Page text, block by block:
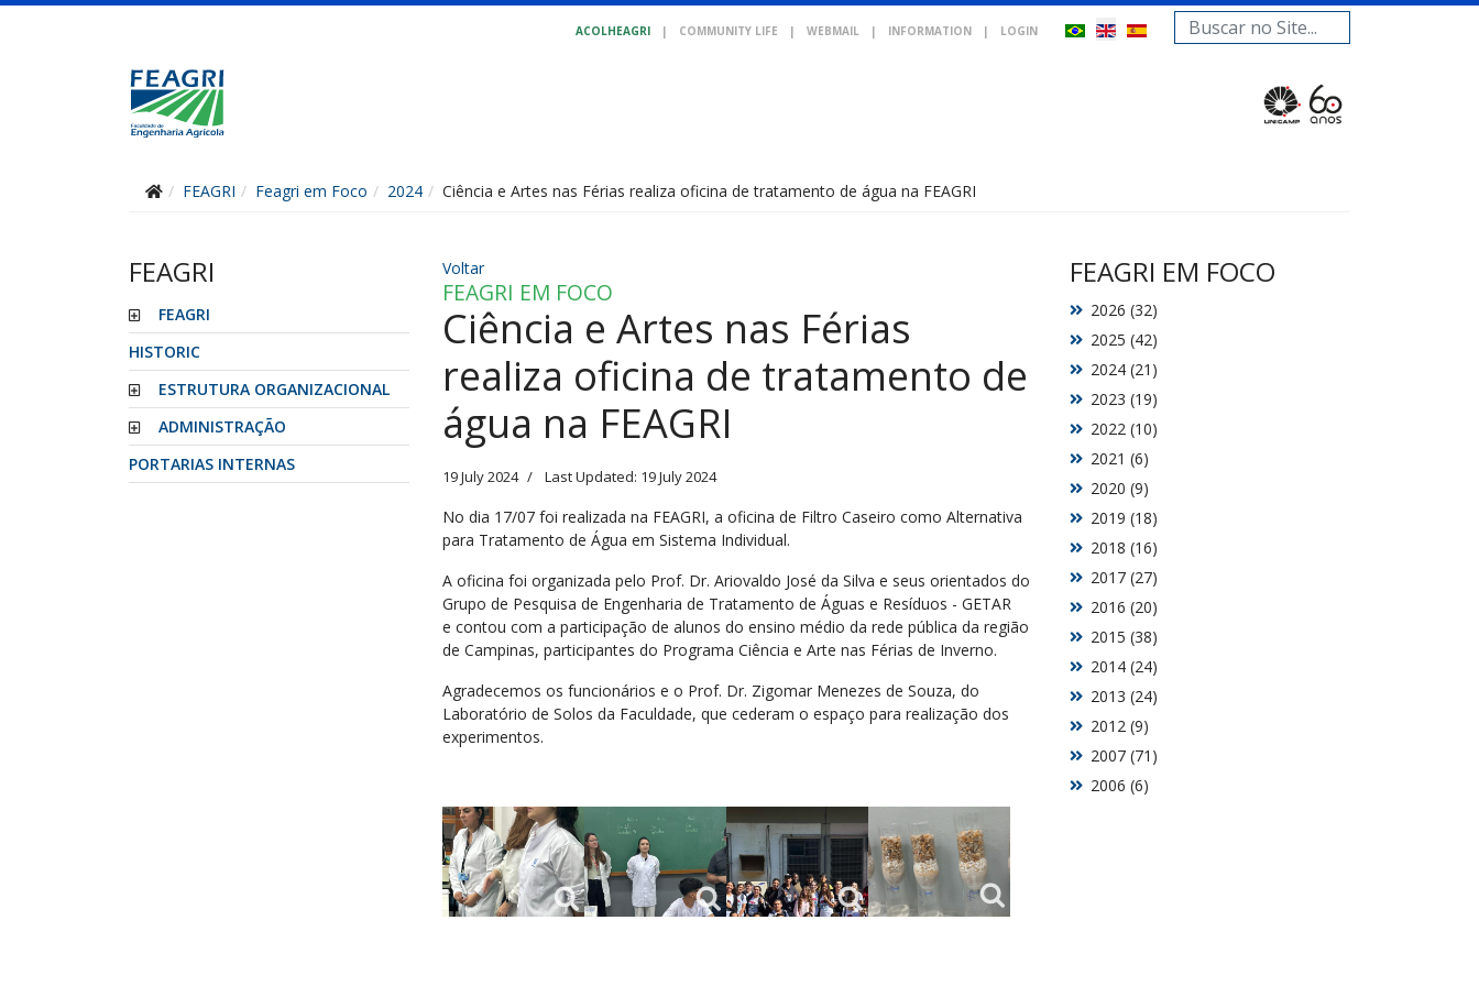
ACOLHEAGRI | COMMUNITY LIFE | WEBMAIL | INFORMATION | LOGIN
Search
...
FEAGRI Feagri em Foco 2024 Ciência e Artes nas Férias realiza oficina de tratamento de água na FEAGRI
FEAGRI
FEAGRI
HISTORIC
ESTRUTURA ORGANIZACIONAL
ADMINISTRAÇÃO
PORTARIAS INTERNAS
Voltar
FEAGRI EM FOCO
Ciência e Artes nas Férias
realiza oficina de tratamento de
água na FEAGRI
19 July 2024 Last Updated: 19 July 2024
No dia 17/07 foi realizada na FEAGRI, a oficina de Filtro Caseiro como Alternativa
para Tratamento de Água em Sistema Individual.
A oficina foi organizada pelo Prof. Dr. Ariovaldo José da Silva e seus orientados do
Grupo de Pesquisa de Engenharia de Tratamento de Águas e Resíduos - GETAR
e contou com a participação de alunos do ensino médio da rede pública da região
de Campinas, participantes do Programa Ciência e Arte nas Férias de Inverno.
Agradecemos os funcionários e o Prof. Dr. Zigomar Menezes de Souza, do
Laboratório de Solos da Faculdade, que cederam o espaço para realização dos
experimentos.
FEAGRI EM FOCO
2006 (6)
2007 (71)
2012 (9)
2013 (24)
2014 (24)
2015 (38)
2016 (20)
2017 (27)
2018 (16)
2019 (18)
2020 (9)
2021 (6)
2022 (10)
2023 (19)
2024 (21)
2025 (42)
2026 (32)